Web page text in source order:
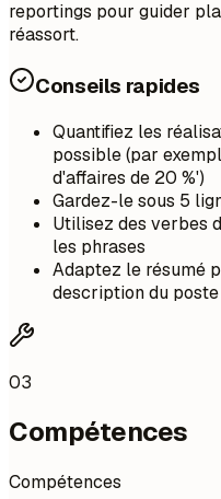
reportings pour guider
réassort.
Conseils rapides
Quantifiez les
possible (par
d'affaires de 20 %')
Gardez-le sous 5
Utilisez des verbes
les phrases
Adaptez le résumé
description du poste
03
Compétences
Compétences